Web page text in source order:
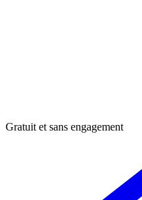
Gratuit et sans engagement